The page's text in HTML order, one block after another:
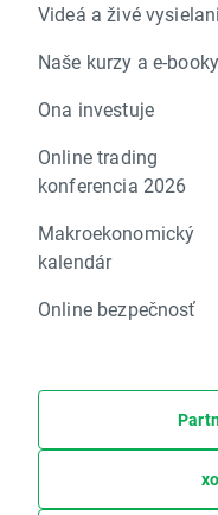
Videá a živé
Naše kurzy a e-booky
Ona investuje
Online trading
konferencia 2026
Makroekonomický
kalendár
Online bezpečnosť